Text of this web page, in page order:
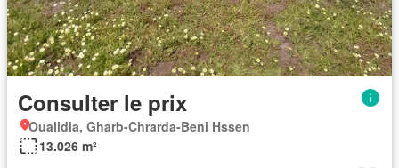
Consulter le prix
Oualidia, Gharb-Chrarda-Beni Hssen
13.026 m²